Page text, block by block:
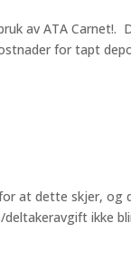
av ATA Carnet!.
for tapt
at dette skjer, og
ikke